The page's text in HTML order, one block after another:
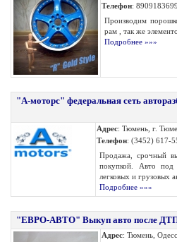
Телефон:
Производим
рам , так же
Подробнее »»»
"А-моторс" федеральная сеть
Адрес: Тюмень, г.
Телефон: (3452) 617-
Продажа, срочный
покупкой. Авто
легковых и грузовых
Подробнее »»»
"ЕВРО-АВТО" Выкуп авто после
Адрес: Тюмень,